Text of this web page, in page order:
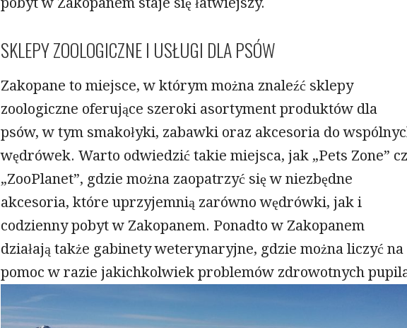
SKLEPY ZOOLOGICZNE I USŁUGI DLA PSÓW
Zakopane to miejsce, w którym można znaleźć sklepy
zoologiczne oferujące szeroki asortyment produktów dla
psów, w tym smakołyki, zabawki oraz akcesoria do
wędrówek. Warto odwiedzić takie miejsca, jak „Pets Zone”
„ZooPlanet”, gdzie można zaopatrzyć się w niezbędne
akcesoria, które uprzyjemnią zarówno wędrówki, jak i
codzienny pobyt w Zakopanem. Ponadto w Zakopanem
działają także gabinety weterynaryjne, gdzie można liczyć na
pomoc w razie jakichkolwiek problemów zdrowotnych